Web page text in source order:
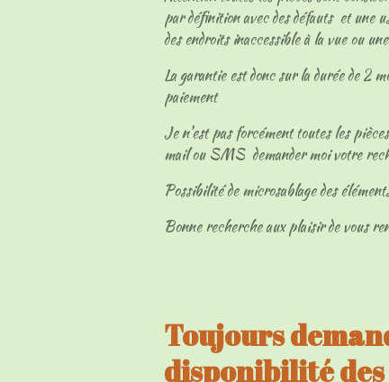
par définition avec des défauts et une
des endroits inaccessible à la vue ou
La garantie est donc sur la durée de 2
paiement
Je n'est pas forcément toutes les
mail ou SMS demander moi votre
Possibilité de microsablage des
Bonne recherche aux plaisir de vous
Toujours
disponibilité